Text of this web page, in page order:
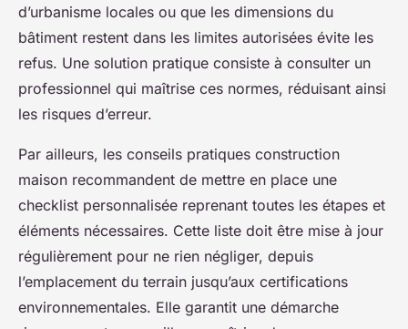
d’urbanisme locales ou que les dimensions du
bâtiment restent dans les limites autorisées évite les
refus. Une solution pratique consiste à consulter un
professionnel qui maîtrise ces normes, réduisant ainsi
les risques d’erreur.
Par ailleurs, les conseils pratiques construction
maison recommandent de mettre en place une
checklist personnalisée reprenant toutes les étapes et
éléments nécessaires. Cette liste doit être mise à jour
régulièrement pour ne rien négliger, depuis
l’emplacement du terrain jusqu’aux certifications
environnementales. Elle garantit une démarche